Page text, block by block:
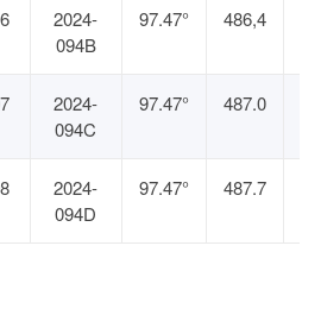
2024-
094B
97.47° 486,4
2024-
094C
97.47° 487.0
2024-
094D
97.47° 487.7